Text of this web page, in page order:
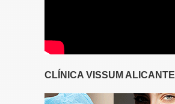
CLÍNICA VISSUM ALICANTE